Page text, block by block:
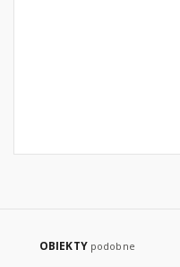
OBIEKTY podobne